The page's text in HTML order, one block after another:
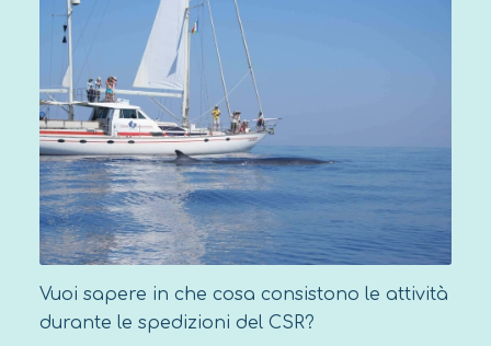
Vuoi sapere in che cosa consistono le attività
durante le spedizioni del CSR?
Le spedizioni sono riservate a
partecipanti di età pari o superiore
ai 18 anni. I partecipanti di
compresa tra 13 e 15 anni
ammessi seaccompagnati da un
genitore. I giovani di età compresa
tra 16 e 17 annipossono partecipare
non accompagnati, ma è necessario
che i genitori firmino unpatto di
corresponsabilità . I bambini di età
inferiore a 13 anni verranno valutati